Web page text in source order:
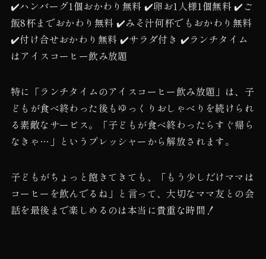
✔️ハンバーグ1個おかわり無料 ✔️卵お1人様1個無料 ✔️ご
飯8杯までおかわり無料 ✔️みそ汁何杯でもおかわり無料
✔️付け合せおかわり無料 ✔️サラダ付き ✔️ランチタイム
はアイスコーヒー飲み放題
特に「ランチタイムのアイスコーヒー飲み放題」は、子
どもが食べ終わった後もゆっくりおしゃべりを続けられ
る素敵なサービス。「子どもが食べ終わったらすぐ帰ら
なきゃ…」というプレッシャーから解放されます。
子どもがちょっと飽きてきても、「もう少しだけママは
コーヒーを飲んでるね」と言って、大切なママ友との会
話を最後まで楽しめるのは本当に貴重な時間！